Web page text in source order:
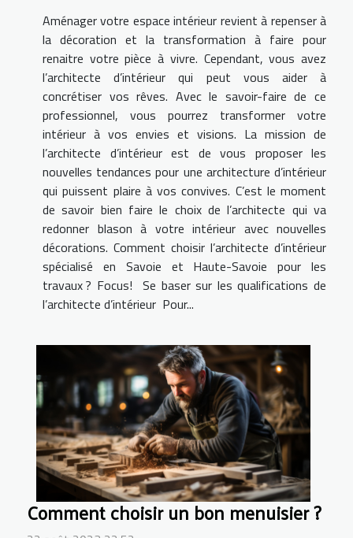
Aménager votre espace intérieur revient à repenser à
la décoration et la transformation à faire pour
renaitre votre pièce à vivre. Cependant, vous avez
l’architecte d’intérieur qui peut vous aider à
concrétiser vos rêves. Avec le savoir-faire de ce
professionnel, vous pourrez transformer votre
intérieur à vos envies et visions. La mission de
l’architecte d’intérieur est de vous proposer les
nouvelles tendances pour une architecture d’intérieur
qui puissent plaire à vos convives. C’est le moment
de savoir bien faire le choix de l’architecte qui va
redonner blason à votre intérieur avec nouvelles
décorations. Comment choisir l’architecte d’intérieur
spécialisé en Savoie et Haute-Savoie pour les
travaux ? Focus! Se baser sur les qualifications de
l’architecte d’intérieur Pour...
Comment choisir un bon menuisier ?